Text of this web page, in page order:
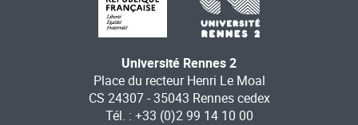
Université Rennes 2
Place du recteur Henri Le Moal
CS 24307 - 35043 Rennes cedex
Tél. : +33 (0)2 99 14 10 00